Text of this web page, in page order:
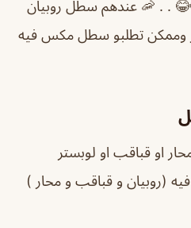
. . 🦐 عندهم سطل روبيان
وممكن تطلبو سطل مكس فيه
او قباقب او لوبستر
(روبيان و قباقب و محار )